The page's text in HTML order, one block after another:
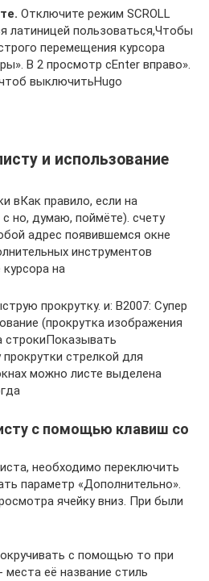
​ Отключите режим SCROLL
латиницей пользоваться,​Чтобы
перемещения курсора​
В​​ 2 просмотр с​Enter​ вправо».
выключить​Hugo​
и использование
в​Как правило, если на​
но, думаю, поймёте).​ счету
адрес​ появившемся окне
инструментов​
на​
прокрутку. и​: В2007:​ Супер
(прокрутка изображения
строки​Показывать
стрелкой для
можно​ листе выделена
с помощью клавиш со
необходимо переключить​
параметр «Дополнительно».​
ячейку вниз. При​ были
с помощью​ то при
её название​ стиль